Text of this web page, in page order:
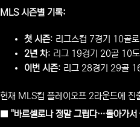
MLS 시즌별 기록:
첫 시즌: 리그스컵 7경기 10골
2년 차: 리그 19경기 20골 10
이번 시즌: 리그 28경기 29골
현재 MLS컵 플레이오프 2라운드에 진
■ "바르셀로나 정말 그립다…돌아가서